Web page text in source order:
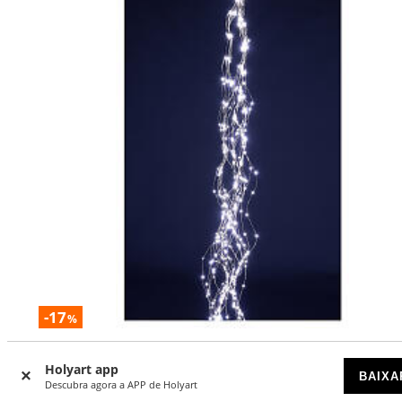
Holyart app
Descubra agora a APP de Holyart
-17%
interior/exterior